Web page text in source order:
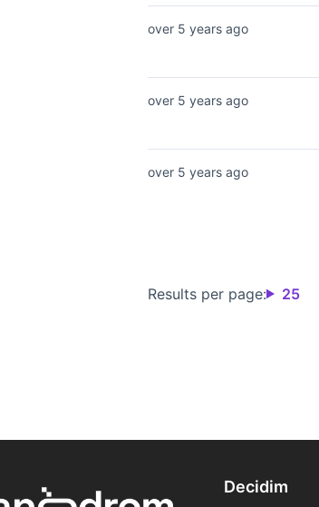
over 5 years ago
over 5 years ago
over 5 years ago
Results per page: 25
Decidim